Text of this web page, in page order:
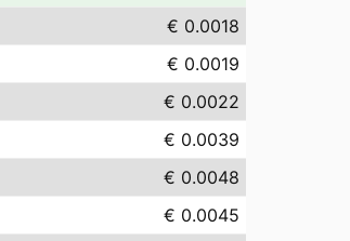
€ 0.0018
€ 0.0019
€ 0.0022
€ 0.0039
€ 0.0048
€ 0.0045